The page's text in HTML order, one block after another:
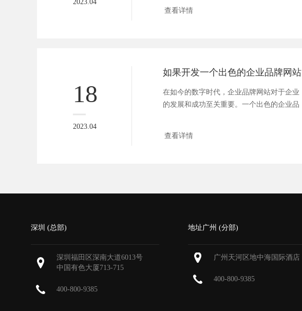
查看详情
18
2023.04
如果开发一个出色的企业品牌网站
在如今的数字时代，企业品牌网站对于企业
的发展和成功至关重要。一个出色的企业品
查看详情
深圳 (总部)
深圳福田区深南大道6013号
中国有色大厦 713-715
400-800-9385
地址广州 (分部)
广州天河区地中海国际酒店
400-800-9385